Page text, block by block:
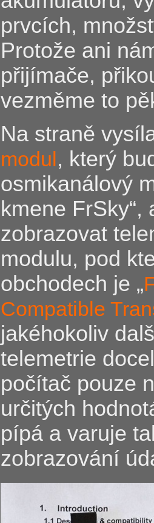
prvcích,
Protože ani
přijímače,
vezměme to
Na straně
modul, který
osmikanálový
kmene FrSky“,
zobrazovat
modulu, pod
obchodech je „
Compatible
jakéhokoliv
telemetrie
počítač pouze
určitých
pípá a varuje
zobrazování